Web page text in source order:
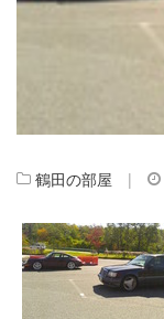
鶴田の部屋 |